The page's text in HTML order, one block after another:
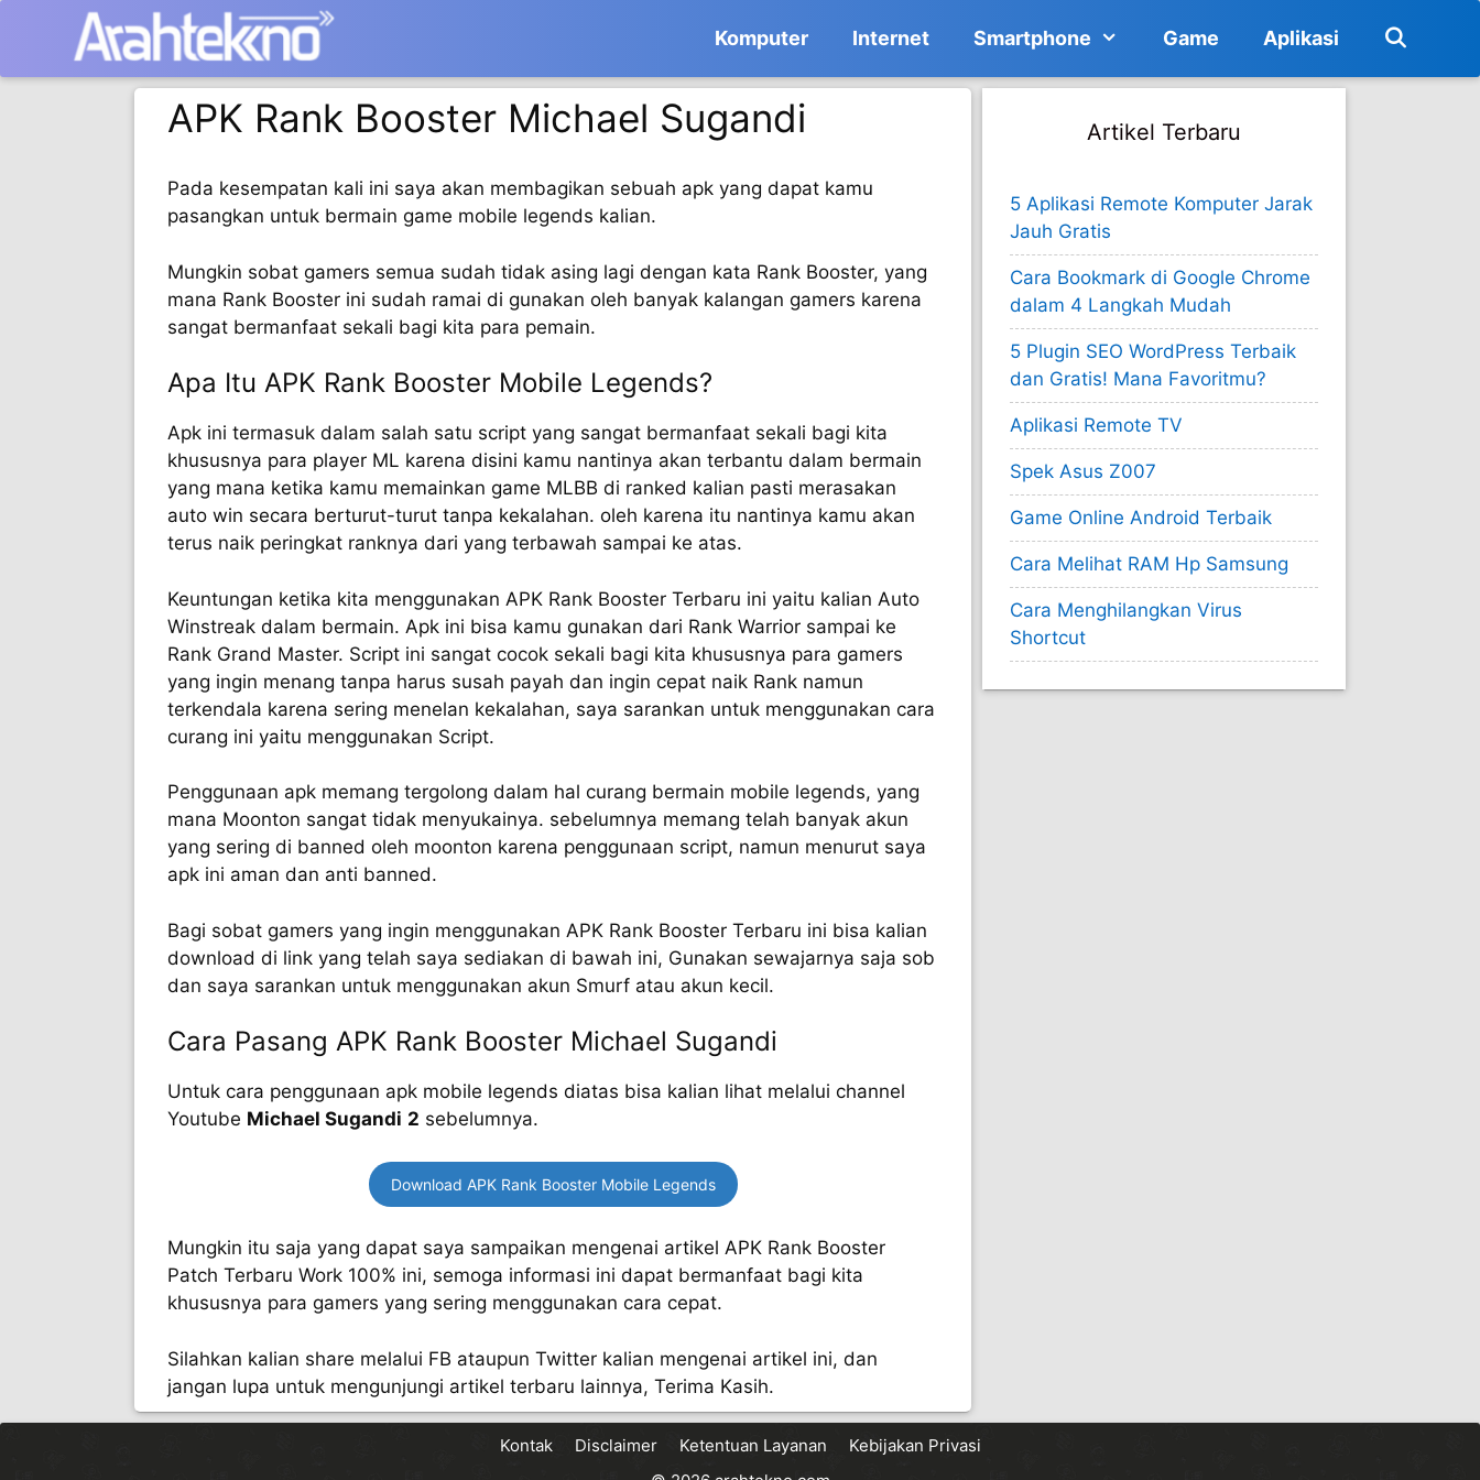
Komputer Internet Smartphone Game Aplikasi
APK Rank Booster Michael Sugandi
Pada kesempatan kali ini saya akan membagikan sebuah apk yang dapat kamu
pasangkan untuk bermain game mobile legends kalian.
Mungkin sobat gamers semua sudah tidak asing lagi dengan kata Rank Booster, yang
mana Rank Booster ini sudah ramai di gunakan oleh banyak kalangan gamers karena
sangat bermanfaat sekali bagi kita para pemain.
Apa Itu APK Rank Booster Mobile Legends?
Apk ini termasuk dalam salah satu script yang sangat bermanfaat sekali bagi kita
khususnya para player ML karena disini kamu nantinya akan terbantu dalam bermain
yang mana ketika kamu memainkan game MLBB di ranked kalian pasti merasakan
auto win secara berturut-turut tanpa kekalahan. oleh karena itu nantinya kamu akan
terus naik peringkat ranknya dari yang terbawah sampai ke atas.
Keuntungan ketika kita menggunakan APK Rank Booster Terbaru ini yaitu kalian Auto
Winstreak dalam bermain. Apk ini bisa kamu gunakan dari Rank Warrior sampai ke
Rank Grand Master. Script ini sangat cocok sekali bagi kita khususnya para gamers
yang ingin menang tanpa harus susah payah dan ingin cepat naik Rank namun
terkendala karena sering menelan kekalahan, saya sarankan untuk menggunakan cara
curang ini yaitu menggunakan Script.
Penggunaan apk memang tergolong dalam hal curang bermain mobile legends, yang
mana Moonton sangat tidak menyukainya. sebelumnya memang telah banyak akun
yang sering di banned oleh moonton karena penggunaan script, namun menurut saya
apk ini aman dan anti banned.
Bagi sobat gamers yang ingin menggunakan APK Rank Booster Terbaru ini bisa kalian
download di link yang telah saya sediakan di bawah ini, Gunakan sewajarnya saja sob
dan saya sarankan untuk menggunakan akun Smurf atau akun kecil.
Cara Pasang APK Rank Booster Michael Sugandi
Untuk cara penggunaan apk mobile legends diatas bisa kalian lihat melalui channel
Youtube Michael Sugandi 2 sebelumnya.
Download APK Rank Booster Mobile Legends
Mungkin itu saja yang dapat saya sampaikan mengenai artikel APK Rank Booster
Patch Terbaru Work 100% ini, semoga informasi ini dapat bermanfaat bagi kita
khususnya para gamers yang sering menggunakan cara cepat.
Silahkan kalian share melalui FB ataupun Twitter kalian mengenai artikel ini, dan
jangan lupa untuk mengunjungi artikel terbaru lainnya, Terima Kasih.
Artikel Terbaru
5 Aplikasi Remote Komputer Jarak
Jauh Gratis
Cara Bookmark di Google Chrome
dalam 4 Langkah Mudah
5 Plugin SEO WordPress Terbaik
dan Gratis! Mana Favoritmu?
Aplikasi Remote TV
Spek Asus Z007
Game Online Android Terbaik
Cara Melihat RAM Hp Samsung
Cara Menghilangkan Virus
Shortcut
Kontak Disclaimer Ketentuan Layanan
Kebijakan Privasi